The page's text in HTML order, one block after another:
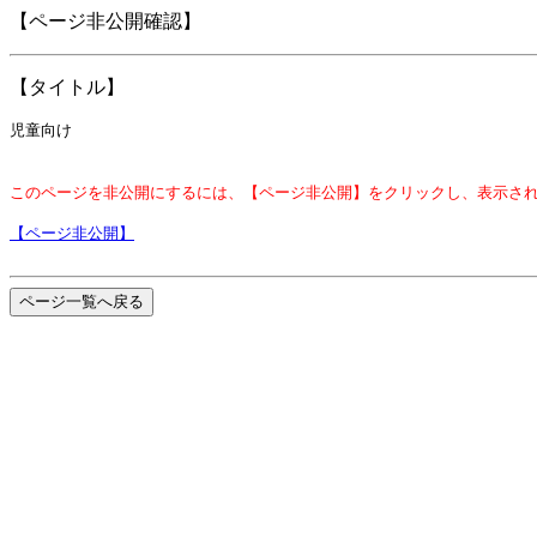
【ページ非公開確認】
【タイトル】
児童向け
このページを非公開にするには、【ページ非公開】をクリックし、表示さ
【ページ非公開】